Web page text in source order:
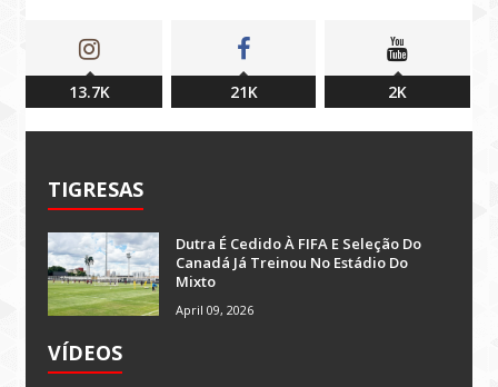
13.7K 21K 2K
TIGRESAS
Dutra É Cedido À FIFA E Seleção Do
Canadá Já Treinou No Estádio Do
Mixto
April 09, 2026
VÍDEOS